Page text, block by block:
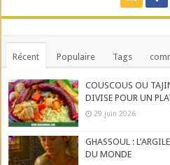
Récent Populaire Tags
COUSCOUS OU
DIVISE POUR UN
29 juin 2026
GHASSOUL :
DU MONDE